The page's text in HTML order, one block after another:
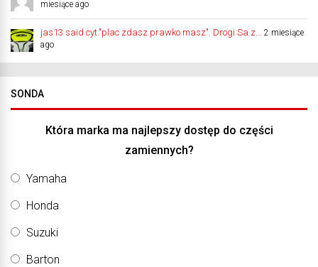
miesiące ago
jas13 said cyt."plac zdasz prawko masz". Drogi Sa z...
2 miesiące
ago
SONDA
Która marka ma najlepszy dostęp do części
zamiennych?
Yamaha
Honda
Suzuki
Barton